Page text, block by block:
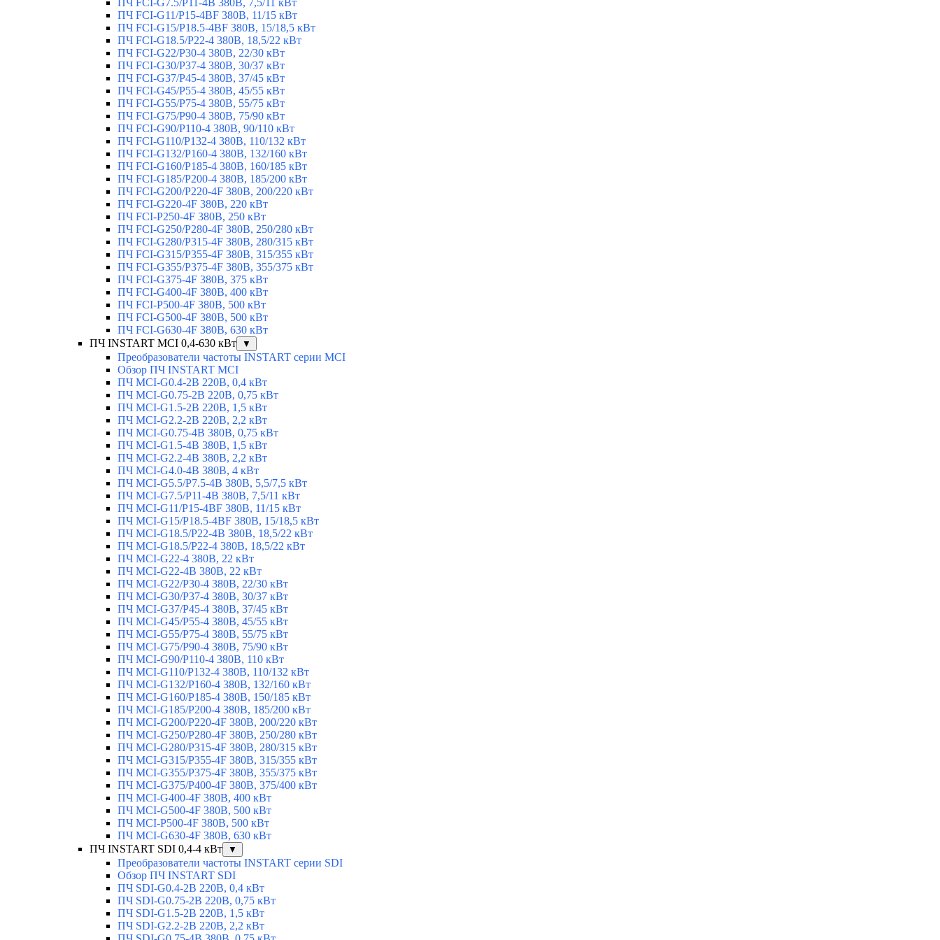
ПЧ FCI-G7.5/P11-4B 380В, 7,5/11 кВт
ПЧ FCI-G11/P15-4BF 380В, 11/15 кВт
ПЧ FCI-G15/P18.5-4BF 380В, 15/18,5 кВт
ПЧ FCI-G18.5/P22-4 380В, 18,5/22 кВт
ПЧ FCI-G22/P30-4 380В, 22/30 кВт
ПЧ FCI-G30/P37-4 380В, 30/37 кВт
ПЧ FCI-G37/P45-4 380В, 37/45 кВт
ПЧ FCI-G45/P55-4 380В, 45/55 кВт
ПЧ FCI-G55/P75-4 380В, 55/75 кВт
ПЧ FCI-G75/P90-4 380В, 75/90 кВт
ПЧ FCI-G90/P110-4 380В, 90/110 кВт
ПЧ FCI-G110/P132-4 380В, 110/132 кВт
ПЧ FCI-G132/P160-4 380В, 132/160 кВт
ПЧ FCI-G160/P185-4 380В, 160/185 кВт
ПЧ FCI-G185/P200-4 380В, 185/200 кВт
ПЧ FCI-G200/P220-4F 380В, 200/220 кВт
ПЧ FCI-G220-4F 380В, 220 кВт
ПЧ FCI-P250-4F 380В, 250 кВт
ПЧ FCI-G250/P280-4F 380В, 250/280 кВт
ПЧ FCI-G280/P315-4F 380В, 280/315 кВт
ПЧ FCI-G315/P355-4F 380В, 315/355 кВт
ПЧ FCI-G355/P375-4F 380В, 355/375 кВт
ПЧ FCI-G375-4F 380В, 375 кВт
ПЧ FCI-G400-4F 380В, 400 кВт
ПЧ FCI-P500-4F 380В, 500 кВт
ПЧ FCI-G500-4F 380В, 500 кВт
ПЧ FCI-G630-4F 380В, 630 кВт
ПЧ INSTART MCI 0,4-630 кВт
▼
Преобразователи частоты INSTART серии MCI
Обзор ПЧ INSTART MCI
ПЧ MCI-G0.4-2B 220В, 0,4 кВт
ПЧ MCI-G0.75-2B 220В, 0,75 кВт
ПЧ MCI-G1.5-2B 220В, 1,5 кВт
ПЧ MCI-G2.2-2B 220В, 2,2 кВт
ПЧ MCI-G0.75-4B 380В, 0,75 кВт
ПЧ MCI-G1.5-4B 380В, 1,5 кВт
ПЧ MCI-G2.2-4B 380В, 2,2 кВт
ПЧ MCI-G4.0-4B 380В, 4 кВт
ПЧ MCI-G5.5/Р7.5-4B 380В, 5,5/7,5 кВт
ПЧ MCI-G7.5/P11-4B 380В, 7,5/11 кВт
ПЧ MCI-G11/P15-4BF 380В, 11/15 кВт
ПЧ MCI-G15/P18.5-4BF 380В, 15/18,5 кВт
ПЧ MCI-G18.5/P22-4B 380В, 18,5/22 кВт
ПЧ MCI-G18.5/P22-4 380В, 18,5/22 кВт
ПЧ MCI-G22-4 380В, 22 кВт
ПЧ MCI-G22-4B 380В, 22 кВт
ПЧ MCI-G22/P30-4 380В, 22/30 кВт
ПЧ MCI-G30/P37-4 380В, 30/37 кВт
ПЧ MCI-G37/P45-4 380В, 37/45 кВт
ПЧ MCI-G45/P55-4 380В, 45/55 кВт
ПЧ MCI-G55/P75-4 380В, 55/75 кВт
ПЧ MCI-G75/P90-4 380В, 75/90 кВт
ПЧ MCI-G90/P110-4 380В, 110 кВт
ПЧ MCI-G110/P132-4 380В, 110/132 кВт
ПЧ MCI-G132/P160-4 380В, 132/160 кВт
ПЧ MCI-G160/P185-4 380В, 150/185 кВт
ПЧ MCI-G185/P200-4 380В, 185/200 кВт
ПЧ MCI-G200/P220-4F 380В, 200/220 кВт
ПЧ MCI-G250/P280-4F 380В, 250/280 кВт
ПЧ MCI-G280/P315-4F 380В, 280/315 кВт
ПЧ MCI-G315/P355-4F 380В, 315/355 кВт
ПЧ MCI-G355/P375-4F 380В, 355/375 кВт
ПЧ MCI-G375/P400-4F 380В, 375/400 кВт
ПЧ MCI-G400-4F 380В, 400 кВт
ПЧ MCI-G500-4F 380В, 500 кВт
ПЧ MCI-P500-4F 380В, 500 кВт
ПЧ MCI-G630-4F 380В, 630 кВт
ПЧ INSTART SDI 0,4-4 кВт
▼
Преобразователи частоты INSTART серии SDI
Обзор ПЧ INSTART SDI
ПЧ SDI-G0.4-2B 220В, 0,4 кВт
ПЧ SDI-G0.75-2B 220В, 0,75 кВт
ПЧ SDI-G1.5-2B 220В, 1,5 кВт
ПЧ SDI-G2.2-2B 220В, 2,2 кВт